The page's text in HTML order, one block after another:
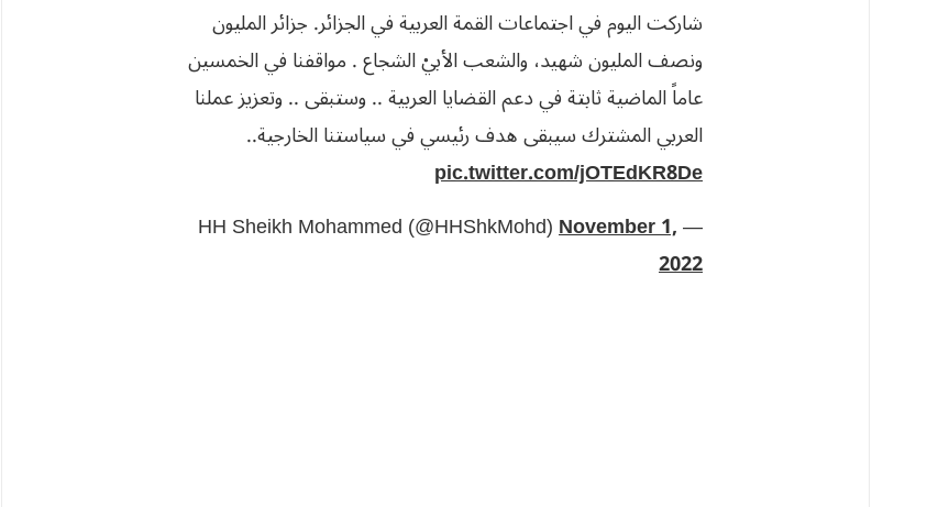
شاركت اليوم في اجتماعات القمة العربية في الجزائر. جزائر المليون
ونصف المليون شهيد، والشعب الأبيْ الشجاع . مواقفنا في الخمسين
عاماً الماضية ثابتة في دعم القضايا العربية .. وستبقى .. وتعزيز عملنا
العربي المشترك سيبقى هدف رئيسي في سياستنا الخارجية..
pic.twitter.com/jOTEdKR8De
— HH Sheikh Mohammed (@HHShkMohd)
November 1,
2022